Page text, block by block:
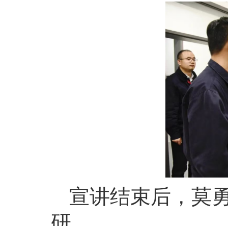
宣讲结束后，莫